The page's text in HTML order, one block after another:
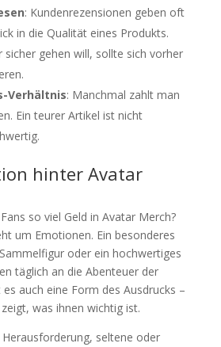
: Kundenrezensionen geben oft
in die Qualität eines Produkts.
gehen will, sollte sich vorher
Verhältnis: Manchmal zahlt man
Ein teurer Artikel ist nicht
hinter Avatar
so viel Geld in Avatar Merch?
um Emotionen. Ein besonderes
oder ein hochwertiges
täglich an die Abenteuer der
es auch eine Form des Ausdrucks –
was ihnen wichtig ist.
seltene oder